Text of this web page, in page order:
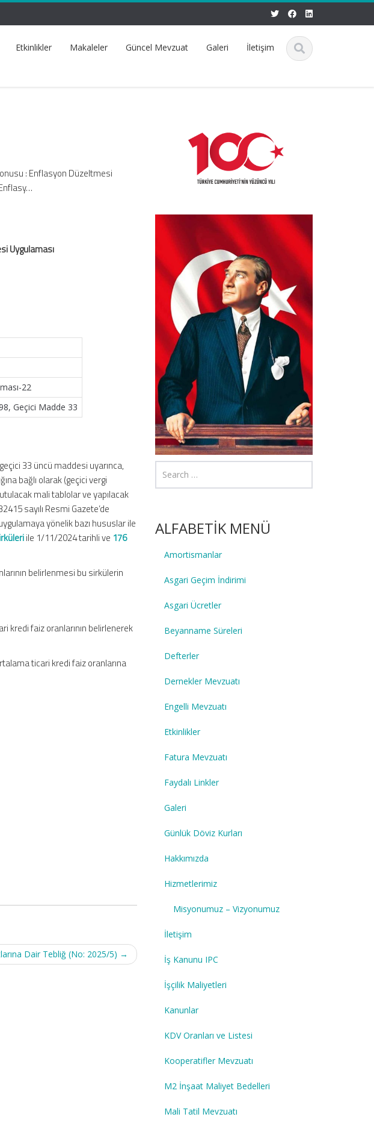
Etkinlikler Makaleler Güncel Mevzuat Galeri İletişim
: Enflasyon Düzeltmesi
Uygulaması
22
Geçici Madde 33
33 üncü maddesi uyarınca,
bağlı olarak (geçici vergi
mali tablolar ve yapılacak
sayılı Resmi Gazete’de
yönelik bazı hususlar ile
ile 1/11/2024 tarihli ve 176
belirlenmesi bu sirkülerin
kredi faiz oranlarının belirlenerek
ticari kredi faiz oranlarına
Dair Tebliğ (No: 2025/5) →
ALFABETİK MENÜ
Amortismanlar
Asgari Geçim İndirimi
Asgari Ücretler
Beyanname Süreleri
Defterler
Dernekler Mevzuatı
Engelli Mevzuatı
Etkinlikler
Fatura Mevzuatı
Faydalı Linkler
Galeri
Günlük Döviz Kurları
Hakkımızda
Hizmetlerimiz
Misyonumuz – Vizyonumuz
İletişim
İş Kanunu IPC
İşçilik Maliyetleri
Kanunlar
KDV Oranları ve Listesi
Kooperatifler Mevzuatı
M2 İnşaat Maliyet Bedelleri
Mali Tatil Mevzuatı